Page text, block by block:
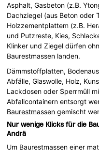
Asphalt, Gasbeton (z.B.
Dachziegel (aus Beton oder
Holzzementplattem (z.B.
und Putzreste, Kies,
Klinker und Ziegel dürfen
Baurestmassen landen.
Dämmstoffplatten,
Abfälle, Glaswolle, Holz,
Lackdosen oder Sperrmüll
Abfallcontainern entsorgt
Baurestmassen gemischt
Nur wenige Klicks für die
Andrä
Um Baurestmassen einer